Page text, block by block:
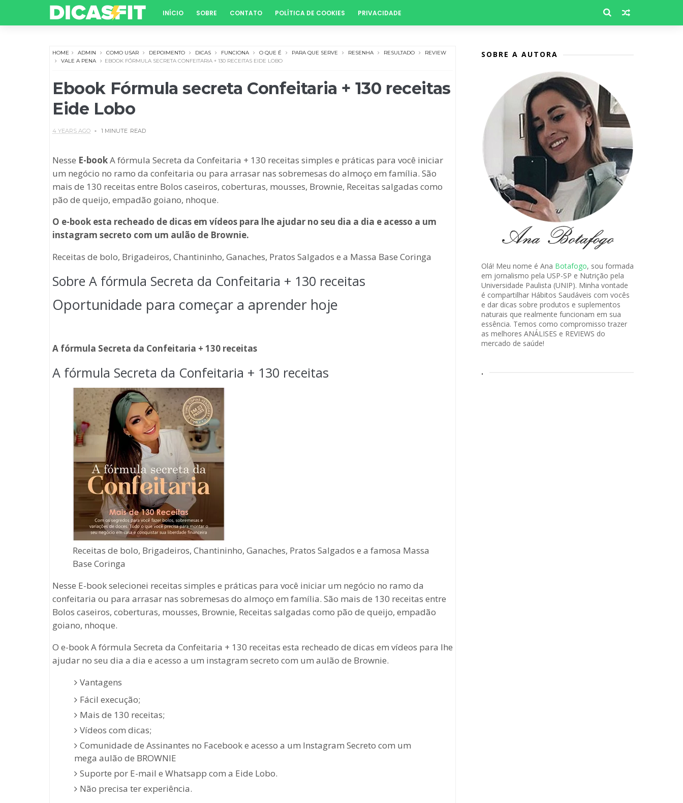
INÍCIO SOBRE CONTATO POLÍTICA DE COOKIES PRIVACIDADE
HOME ADMIN COMO USAR DEPOIMENTO DICAS FUNCIONA O QUE É PARA QUE SERVE RESENHA RESULTADO
REVIEW
VALE A PENA
EBOOK FÓRMULA SECRETA CONFEITARIA + 130 RECEITAS EIDE LOBO
Ebook Fórmula secreta Confeitaria + 130 receitas
Eide Lobo
4 YEARS AGO 1 MINUTE READ
Nesse E-bookA fórmula Secreta da Confeitaria + 130 receitas simples e práticas para você iniciar
um negócio no ramo da confeitaria ou para arrasar nas sobremesas do almoço em família. São
mais de 130 receitas entre Bolos caseiros, coberturas, mousses, Brownie, Receitas salgadas como
pão de queijo, empadão goiano, nhoque.
O e-book esta recheado de dicas em vídeos para lhe ajudar no seu dia a dia e acesso a um
instagram secreto com um aulão de Brownie.
Receitas de bolo, Brigadeiros, Chantininho, Ganaches, Pratos Salgados e a Massa Base Coringa
Sobre A fórmula Secreta da Confeitaria + 130 receitas
Oportunidade para começar a aprender hoje
A fórmula Secreta da Confeitaria + 130 receitas
A fórmula Secreta da Confeitaria + 130 receitas
Receitas de bolo, Brigadeiros, Chantininho, Ganaches, Pratos Salgados e a famosa Massa
Base Coringa
Nesse E-book selecionei receitas simples e práticas para você iniciar um negócio no ramo da
confeitaria ou para arrasar nas sobremesas do almoço em família. São mais de 130 receitas entre
Bolos caseiros, coberturas, mousses, Brownie, Receitas salgadas como pão de queijo, empadão
goiano, nhoque.
O e-book A fórmula Secreta da Confeitaria + 130 receitas esta recheado de dicas em vídeos para lhe
ajudar no seu dia a dia e acesso a um instagram secreto com um aulão de Brownie.
Vantagens
Fácil execução;
Mais de 130 receitas;
Vídeos com dicas;
Comunidade de Assinantes no Facebook e acesso a um Instagram Secreto com um
mega aulão de BROWNIE
Suporte por E-mail e Whatsapp com a Eide Lobo.
Não precisa ter experiência.
SOBRE A AUTORA
Olá! Meu nome é Ana Botafogo, sou formada
em jornalismo pela USP-SP e Nutrição pela
Universidade Paulista (UNIP). Minha vontade
é compartilhar Hábitos Saudáveis com vocês
e dar dicas sobre produtos e suplementos
naturais que realmente funcionam em sua
essência. Temos como compromisso trazer
as melhores ANÁLISES e REVIEWS do
mercado de saúde!
.